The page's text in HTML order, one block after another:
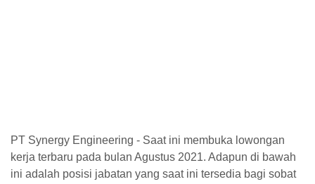
PT Synergy Engineering - Saat ini membuka lowongan
kerja terbaru pada bulan Agustus 2021. Adapun di bawah
ini adalah posisi jabatan yang saat ini tersedia bagi sobat